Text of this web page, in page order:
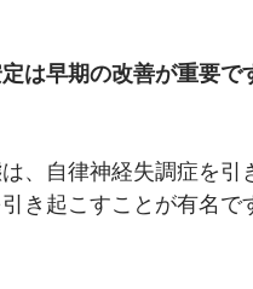
は早期の改善が重要で
、自律神経失調症を
き起こすことが有名で